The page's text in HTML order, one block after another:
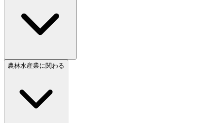
農林水産業に関わる